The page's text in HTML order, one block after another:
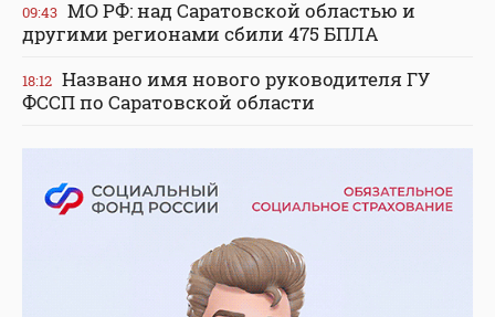
09:43 МО РФ: над Саратовской областью и
другими регионами сбили 475 БПЛА
18:12 Названо имя нового руководителя ГУ
ФССП по Саратовской области